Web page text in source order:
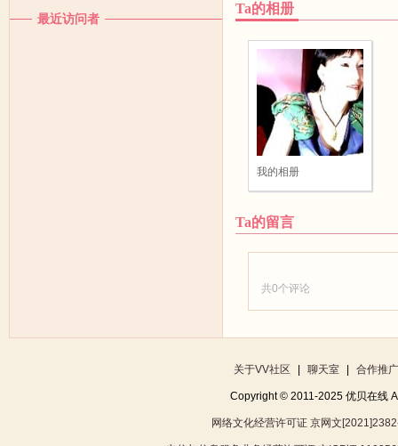
最近访问者
Ta的相册
我的相册
Ta的留言
共0个评论
关于VV社区 聊天室 合作推广
Copyright © 2011-2025 优贝在线
网络文化经营许可证 京网文